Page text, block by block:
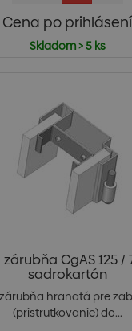
Cena po prihlásení
Skladom > 5 ks
CgAS 125 /
sadrokartón
hranatá pre
(pristrutkovanie) do...